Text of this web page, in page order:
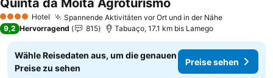
4 Sterne Hotel Spannende Aktivitäten vor Ort und in der NähePreise
Quinta da Moita Agroturismo
9,2 Hervorragend 815 Tabuaço, 17.1 km bis Lamego
Wähle Reisedaten aus, um die genauen
Preise zu sehen
Preise sehen